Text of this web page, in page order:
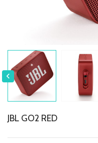

JBL GO2 RED